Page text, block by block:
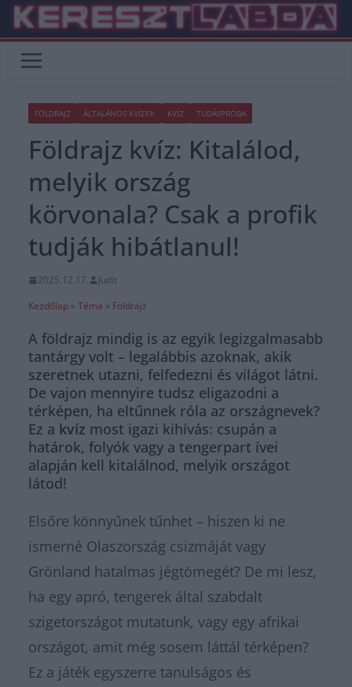
Skip
content
FÖLDRAJZ ÁLTALÁNOS KVÍZEK KVÍZ TUDÁSPRÓBA
Földrajz kvíz: Kitalálod,
melyik ország
körvonala? Csak a profik
tudják hibátlanul!
2025.12.17.
Judit
Kezdőlap » Téma » Földrajz
A földrajz mindig is az egyik legizgalmasabb
tantárgy volt – legalábbis azoknak, akik
szeretnek utazni, felfedezni és világot látni.
De vajon mennyire tudsz eligazodni a
térképen, ha eltűnnek róla az országnevek?
Ez a kvíz most igazi kihívás: csupán a
határok, folyók vagy a tengerpart ívei
alapján kell kitalálnod, melyik országot
látod!
Elsőre könnyűnek tűnhet – hiszen ki ne
ismerné Olaszország csizmáját vagy
Grönland hatalmas jégtömegét? De mi lesz,
ha egy apró, tengerek által szabdalt
szigetországot mutatunk, vagy egy afrikai
országot, amit még sosem láttál térképen?
Ez a játék egyszerre tanulságos és